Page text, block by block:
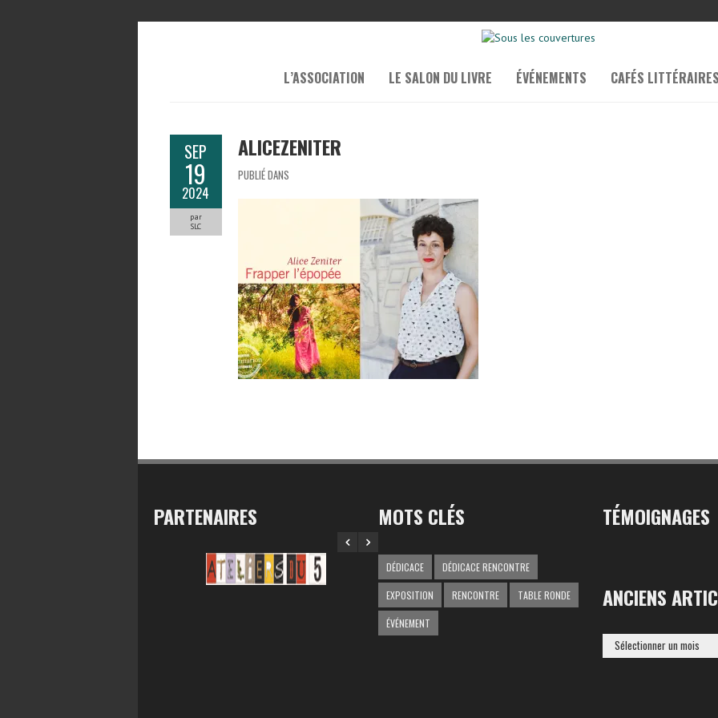
L’ASSOCIATION LE SALON DU LIVRE ÉVÉNEMENTS CAFÉS
SEP
19
2024
par
SLC
ALICEZENITER
PUBLIÉ DANS
PARTENAIRES MOTS CLÉS
DÉDICACE DÉDICACE RENCONTRE
EXPOSITION RENCONTRE TABLE RONDE
ÉVÉNEMENT
TÉMOIGNAGES
ANCIENS
ANCIENS